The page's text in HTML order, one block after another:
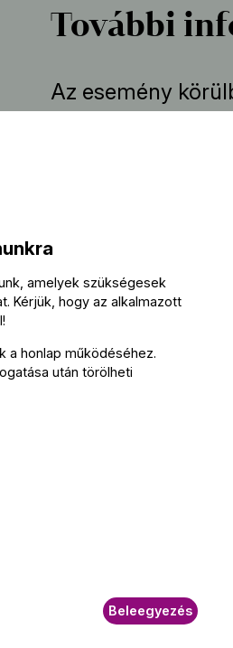
További
Az esemény
amelyek szükségesek
Kérjük, hogy az alkalmazott
!
a honlap működéséhez.
után törölheti
Beleegyezés